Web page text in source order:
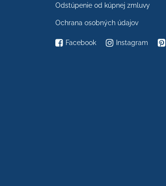
Odstúpenie od kúpnej zmluvy
Ochrana osobných údajov
Facebook Instagram